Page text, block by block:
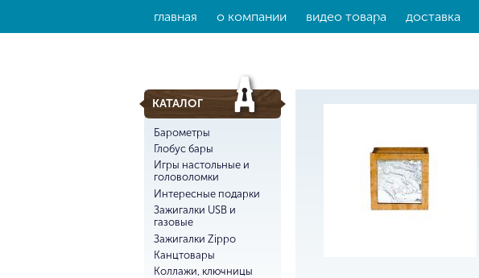
главная о компании видео товара доставка
КАТАЛОГ
Барометры
Глобус бары
Игры настольные и
головоломки
Интересные подарки
Зажигалки USB и
газовые
Зажигалки Zippo
Канцтовары
Коллажи, ключницы